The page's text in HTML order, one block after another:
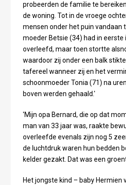
probeerden de familie te
de woning. Tot in de vroege
mensen onder het puin vandaan
moeder Betsie (34) had in eerste
overleefd, maar toen stortte
waardoor zij onder een balk
tafereel wanneer zij en het
schoonmoeder Tonia (71) na
boven werden gehaald.'
'Mijn opa Bernard, die op dat
man van 33 jaar was, raakte
overleefde evenals zijn nog 5
de luchtdruk waren hun bedden
kelder gezakt. Dat was een
Het jongste kind – baby Hermien